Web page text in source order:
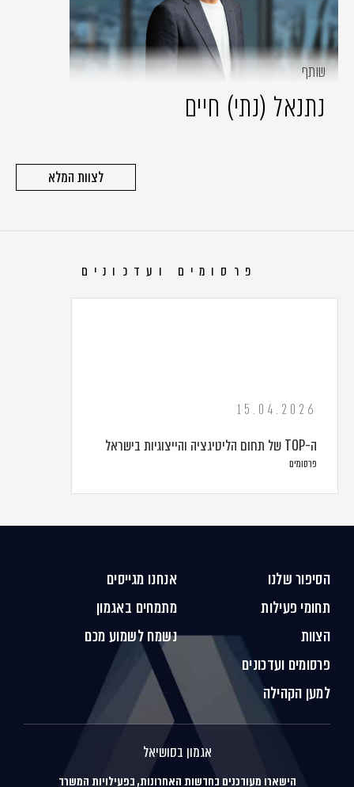
שותף
נתנאל (נתי) חיים
לצוות המלא
פרסומים ועדכונים
15.04.2026
ה-TOP של תחום הליטיגציה והייצוגיות בישראל
פרסומים
הסיפור שלנו
תחומי פעילות
הצוות
פרסומים ועדכונים
למען הקהילה
אנחנו מגייסים
מתמחים באגמון
נשמח לשמוע מכם
אגמון בסושיאל
הישארו מעודכנים בחדשות האחרונות, בפעילויות המשרד